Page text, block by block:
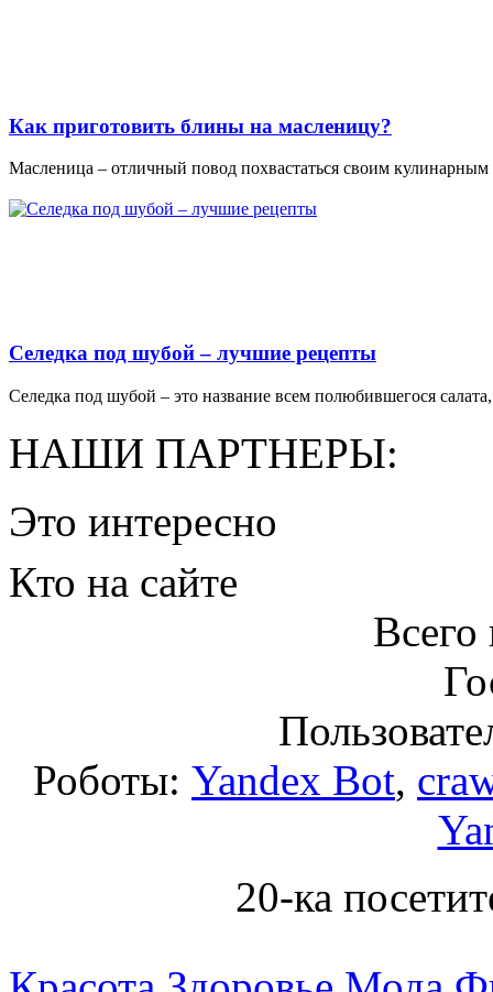
Как приготовить блины на масленицу?
Масленица – отличный повод похвастаться своим
Селедка под шубой – лучшие рецепты
Селедка под шубой – это название всем полюбившегося
НАШИ ПАРТНЕРЫ:
Это интересно
Кто на сайте
Всего
Роботы: Yandex Bot,
20-ка